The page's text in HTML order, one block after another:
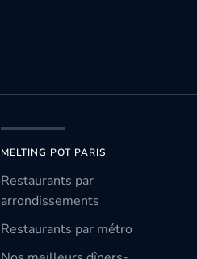
MELTING POT PARIS
Restaurants par
arrondissements
Restaurants par métro